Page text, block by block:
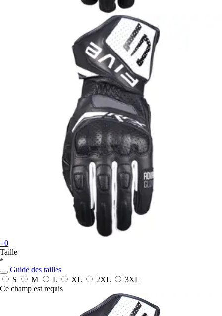
+0
Taille
*
Guide des tailles
S
M L XL 2XL
3XL
Ce champ est requis